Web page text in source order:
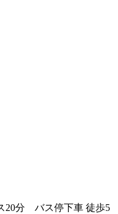
20分 バス停下車 徒歩5